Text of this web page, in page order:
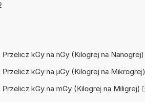
Przelicz kGy na nGy (Kilogrej na Nanogrej)
Przelicz kGy na µGy (Kilogrej na Mikrogrej)
Przelicz kGy na mGy (Kilogrej na Miligrej)